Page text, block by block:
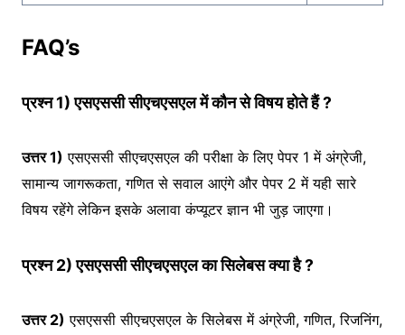
FAQ’s
प्रश्न 1) एसएससी सीएचएसएल में कौन से विषय होते हैं ?
उत्तर 1) एसएससी सीएचएसएल की परीक्षा के लिए पेपर 1 में अंग्रेजी,
सामान्य जागरूकता, गणित से सवाल आएंगे और पेपर 2 में यही सारे
विषय रहेंगे लेकिन इसके अलावा कंप्यूटर ज्ञान भी जुड़ जाएगा।
प्रश्न 2) एसएससी सीएचएसएल का सिलेबस क्या है ?
उत्तर 2) एसएससी सीएचएसएल के सिलेबस में अंग्रेजी, गणित, रिजनिंग,